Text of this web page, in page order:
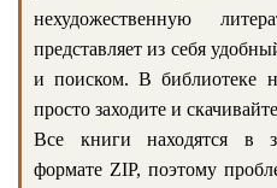
нехудожественную
представляет из себя
и поиском. В библиотеке
просто заходите и
Все книги находятся в
формате ZIP, поэтому